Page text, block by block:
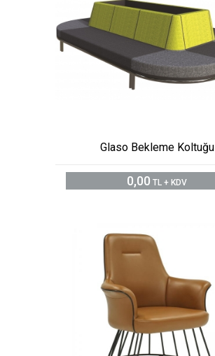
Glaso Bekleme Koltuğu
0,00 TL + KDV